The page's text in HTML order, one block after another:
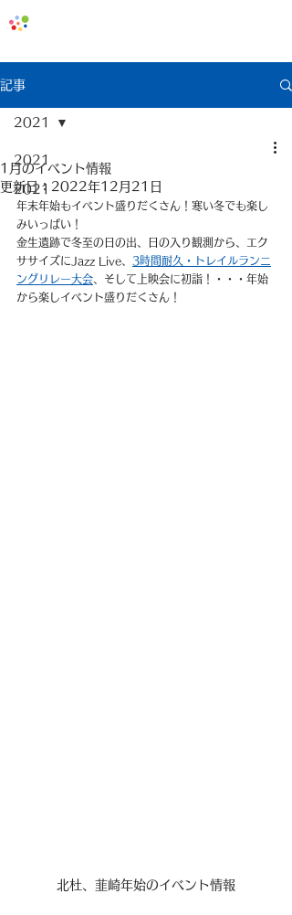
記事
2021
2021
2021
1月のイベント情報
更新日： 2022年12月21日
年末年始もイベント盛りだくさん！寒い冬でも楽し
みいっぱい！
金生遺跡で冬至の日の出、日の入り観測から、エク
ササイズにJazz Live、 3時間耐久・トレイルランニ
ングリレー大会 、そして上映会に初詣！・・・年始
から楽しイベント盛りだくさん！
北杜、韮崎年始のイベント情報